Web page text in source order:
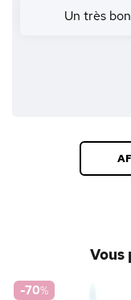
Un très
Vous
-70%